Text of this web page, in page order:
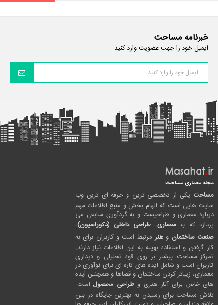
خبرنامه مساحت
ایمیل خود را جهت عضویت وارد کنید.
مجله معماری مساحت
مساحت یکی از تخصصی ترین و حرفه ای ترین وب
سایت هایی است که الهام بخش و منبع اطلاعات مهم
درباره معماری و طراحیست و به گردآوری منابعی می
پردازد که بهمعماری، طراحی داخلی (دکوراسیون)،
صنعت ساختمان و هنرمرتبط است و کاربران برای به
کار گرفتن و استفاده بهینه به این اطلاعات نیاز دارند.
تمرکز مساحت بیشتر بر روی قوه تحلیلی و دیداری
کاربران است و شامل ایده های تازه ای برای نوآوری در
معماری، زیباتر کردن ساختمان و فضاها و همچنین ایده
های خاص برای آثار هنری وطراحی محصول است.
تلاش مساحت برای رسیدن به بهترین جایگاه در بین